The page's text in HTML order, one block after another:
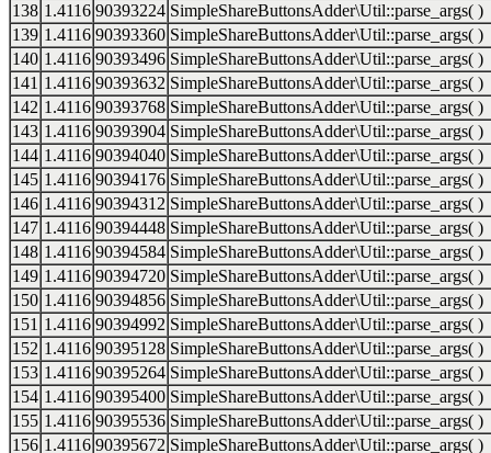
138 1.4116 90393224 SimpleShareButtonsAdder\Util::parse_args( )
139 1.4116 90393360 SimpleShareButtonsAdder\Util::parse_args( )
140 1.4116 90393496 SimpleShareButtonsAdder\Util::parse_args( )
141 1.4116 90393632 SimpleShareButtonsAdder\Util::parse_args( )
142 1.4116 90393768 SimpleShareButtonsAdder\Util::parse_args( )
143 1.4116 90393904 SimpleShareButtonsAdder\Util::parse_args( )
144 1.4116 90394040 SimpleShareButtonsAdder\Util::parse_args( )
145 1.4116 90394176 SimpleShareButtonsAdder\Util::parse_args( )
146 1.4116 90394312 SimpleShareButtonsAdder\Util::parse_args( )
147 1.4116 90394448 SimpleShareButtonsAdder\Util::parse_args( )
148 1.4116 90394584 SimpleShareButtonsAdder\Util::parse_args( )
149 1.4116 90394720 SimpleShareButtonsAdder\Util::parse_args( )
150 1.4116 90394856 SimpleShareButtonsAdder\Util::parse_args( )
151 1.4116 90394992 SimpleShareButtonsAdder\Util::parse_args( )
152 1.4116 90395128 SimpleShareButtonsAdder\Util::parse_args( )
153 1.4116 90395264 SimpleShareButtonsAdder\Util::parse_args( )
154 1.4116 90395400 SimpleShareButtonsAdder\Util::parse_args( )
155 1.4116 90395536 SimpleShareButtonsAdder\Util::parse_args( )
156 1.4116 90395672 SimpleShareButtonsAdder\Util::parse_args( )